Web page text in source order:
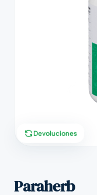
Devoluciones
Paraherb